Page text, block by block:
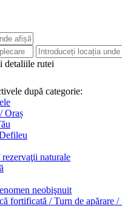
detaliile rutei
după categorie:
Oraș
naturale
neobişnuit
fortificată / Turn de apărare